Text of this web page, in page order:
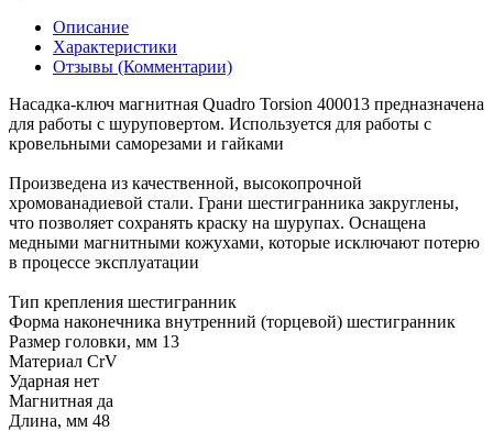
Описание
Характеристики
Отзывы (Комментарии)
Насадка-ключ магнитная Quadro Torsion 400013 предназначена
для работы с шуруповертом. Используется для работы с
кровельными саморезами и гайками
Произведена из качественной, высокопрочной
хромованадиевой стали. Грани шестигранника закруглены,
что позволяет сохранять краску на шурупах. Оснащена
медными магнитными кожухами, которые исключают потерю
в процессе эксплуатации
Тип крепления шестигранник
Форма наконечника внутренний (торцевой) шестигранник
Размер головки, мм 13
Материал CrV
Ударная нет
Магнитная да
Длина, мм 48